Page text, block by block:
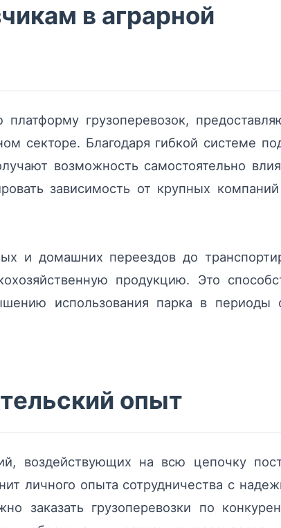
в аграрной
платформу грузоперевозок,
секторе. Благодаря гибкой системе
возможность самостоятельно
зависимость от крупных
и домашних переездов до
продукцию. Это
использования парка в периоды
опыт
воздействующих на всю цепочку
личного опыта сотрудничества с
заказать грузоперевозки по